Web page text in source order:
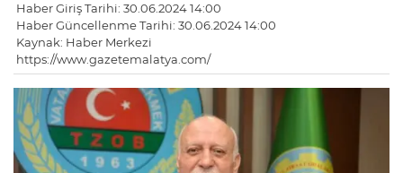
Haber Giriş Tarihi: 30.06.2024 14:00
Haber Güncellenme Tarihi: 30.06.2024 14:00
Kaynak: Haber Merkezi
https://www.gazetemalatya.com/